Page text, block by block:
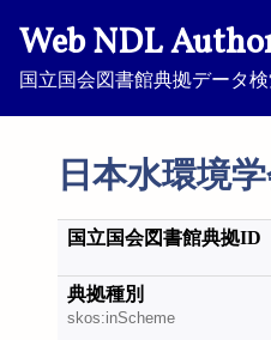
Web NDL
国立国会図書館典拠データ
日本水環境
国立国会図書館典拠ID
典拠種別
skos:inScheme